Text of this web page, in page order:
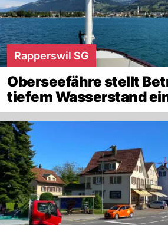
Rapperswil SG
Oberseefähre stellt
tiefem Wasserstand